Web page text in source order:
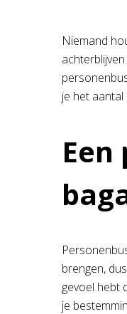
Niemand
je het
brengen,
gevoel hebt
je